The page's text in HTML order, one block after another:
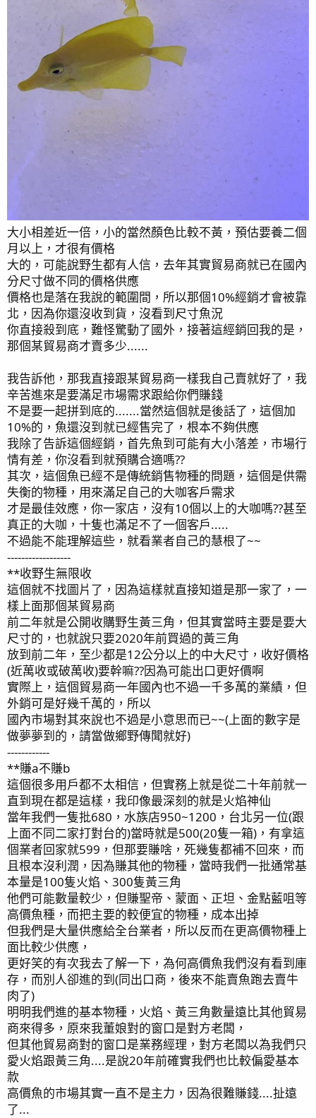
大小相差近一倍，小的當然顏色比較不黃，預估要養二個
月以上，才很有價格
大的，可能說野生都有人信，去年其實貿易商就已在國內
分尺寸做不同的價格供應
價格也是落在我說的範圍間，所以那個10%經銷才會被靠
北，因為你還沒收到貨，沒看到尺寸魚況
你直接殺到底，難怪驚動了國外，接著這經銷回我的是，
那個某貿易商才賣多少......
我告訴他，那我直接跟某貿易商一樣我自己賣就好了，我
辛苦進來是要滿足市場需求跟給你們賺錢
不是要一起拼到底的.......當然這個就是後話了，這個加
10%的，魚還沒到就已經售完了，根本不夠供應
我除了告訴這個經銷，首先魚到可能有大小落差，市場行
情有差，你沒看到就預購合適嗎??
其次，這個魚已經不是傳統銷售物種的問題，這個是供需
失衡的物種，用來滿足自己的大咖客戶需求
才是最佳效應，你一家店，沒有10個以上的大咖嗎??甚至
真正的大咖，十隻也滿足不了一個客戶.....
不過能不能理解這些，就看業者自己的慧根了~~
------------------
**收野生無限收
這個就不找圖片了，因為這樣就直接知道是那一家了，一
樣上面那個某貿易商
前二年就是公開收購野生黃三角，但其實當時主要是要大
尺寸的，也就說只要2020年前買過的黃三角
放到前二年，至少都是12公分以上的中大尺寸，收好價格
(近萬收或破萬收)要幹嘛??因為可能出口更好價啊
實際上，這個貿易商一年國內也不過一千多萬的業績，但
外銷可是好幾千萬的，所以
國內市場對其來說也不過是小意思而已~~(上面的數字是
做夢夢到的，請當做鄉野傳聞就好)
------------
**賺a不賺b
這個很多用戶都不太相信，但實務上就是從二十年前就一
直到現在都是這樣，我印像最深刻的就是火焰神仙
當年我們一隻批680，水族店950~1200，台北另一位(跟
上面不同二家打對台的)當時就是500(20隻一箱)，有拿這
個業者回家就599，但那要賺啥，死幾隻都補不回來，而
且根本沒利潤，因為賺其他的物種，當時我們一批通常基
本量是100隻火焰、300隻黃三角
他們可能數量較少，但賺聖帝、蒙面、正坦、金點藍咀等
高價魚種，而把主要的較便宜的物種，成本出掉
但我們是大量供應給全台業者，所以反而在更高價物種上
面比較少供應，
更好笑的有次我去了解一下，為何高價魚我們沒有看到庫
存，而別人卻進的到(同出口商，後來不能賣魚跑去賣牛
肉了)
明明我們進的基本物種，火焰、黃三角數量遠比其他貿易
商來得多，原來我董娘對的窗口是對方老闆，
但其他貿易商對的窗口是業務經理，對方老闆以為我們只
愛火焰跟黃三角....是說20年前確實我們也比較偏愛基本
款
高價魚的市場其實一直不是主力，因為很難賺錢....扯遠
了...